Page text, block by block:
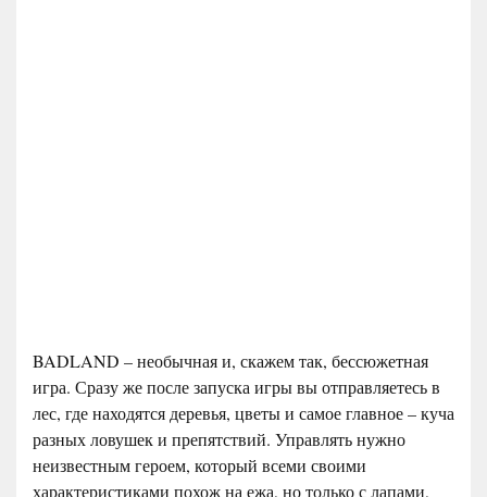
BADLAND – необычная и, скажем так, бессюжетная
игра. Сразу же после запуска игры вы отправляетесь в
лес, где находятся деревья, цветы и самое главное – куча
разных ловушек и препятствий. Управлять нужно
неизвестным героем, который всеми своими
характеристиками похож на ежа, но только с лапами,